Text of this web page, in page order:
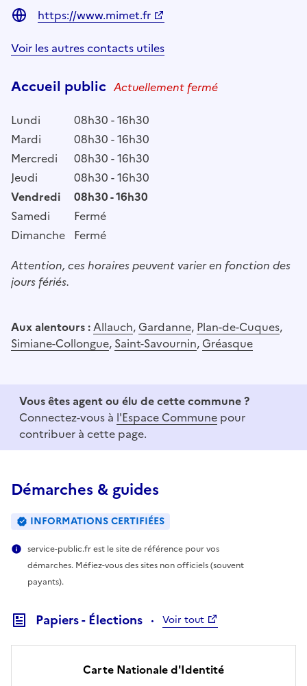
https://www.mimet.fr
Voir les autres contacts utiles
Accueil public Actuellement fermé
Lundi
08h30 - 16h30
Mardi
08h30 - 16h30
Mercredi
08h30 - 16h30
Jeudi
08h30 - 16h30
Vendredi
08h30 - 16h30
Samedi
Fermé
Dimanche Fermé
Attention, ces horaires peuvent varier en fonction des
jours fériés.
Aux alentours :Allauch,Gardanne, Plan-de-Cuques,
Simiane-Collongue, Saint-Savournin,Gréasque
Vous êtes agent ou élu de cette commune ?
Connectez-vous à l'Espace Commune pour
contribuer à cette page.
Démarches & guides
INFORMATIONS CERTIFIÉES
service-public.fr est le site de référence pour vos
démarches. Méfiez-vous des sites non officiels (souvent
payants).
Papiers - Élections Voir tout
Carte Nationale d'Identité